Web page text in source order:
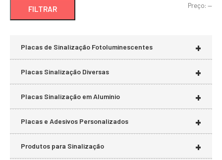
FILTRAR Preço: —
+
Placas de Sinalização Fotoluminescentes
+
Placas Sinalização Diversas
+
Placas Sinalização em Alumínio
+
Placas e Adesivos Personalizados
+
Produtos para Sinalização